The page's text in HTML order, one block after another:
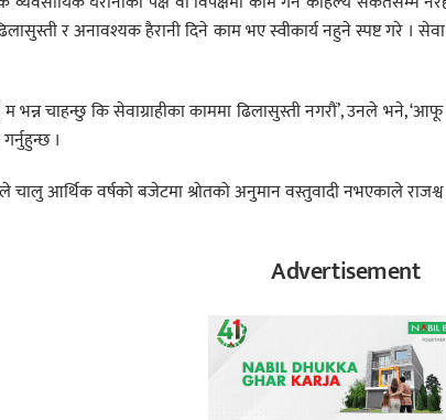
र अनावश्यक हैरानी दिने काम भए स्वीकार्य नहुने स्पष्ट गरे । सेवा
भन्न चाहन्छु कि सेवाग्राहीका काममा ढिलासुस्ती नगरौं’, उनले भने,
।
चालु आर्थिक वर्षको बजेटमा श्रोतको अनुमान वस्तुवादी नभएकाले
Advertisement